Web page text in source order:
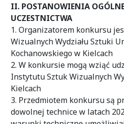
II. POSTANOWIENIA
UCZESTNICTWA
1. Organizatorem konkursu
Wizualnych Wydziału Sztuki
Kochanowskiego w Kielcach
2. W konkursie mogą wziąć
Instytutu Sztuk Wizualnych
Kielcach
3. Przedmiotem konkursu są
dowolnej technice w latach